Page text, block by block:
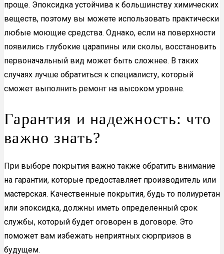
проще. Эпоксидка устойчива к большинству химических
веществ, поэтому вы можете использовать практически
любые моющие средства. Однако, если на поверхности
появились глубокие царапины или сколы, восстановить
первоначальный вид может быть сложнее. В таких
случаях лучше обратиться к специалисту, который
сможет выполнить ремонт на высоком уровне.
Гарантия и надежность: что
важно знать?
При выборе покрытия важно также обратить внимание
на гарантии, которые предоставляет производитель или
мастерская. Качественные покрытия, будь то полиуретан
или эпоксидка, должны иметь определенный срок
службы, который будет оговорен в договоре. Это
поможет вам избежать неприятных сюрпризов в
будущем.